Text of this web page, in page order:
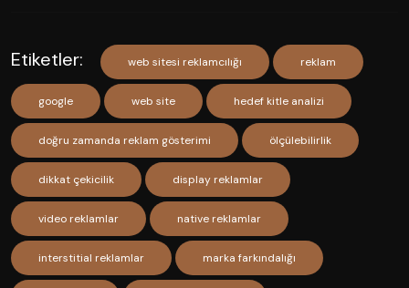
Etiketler: web sitesi reklamcılığı reklam
google web site hedef kitle analizi
doğru zamanda reklam gösterimi ölçülebilirlik
dikkat çekicilik display reklamlar
video reklamlar native reklamlar
interstitial reklamlar marka farkındalığı